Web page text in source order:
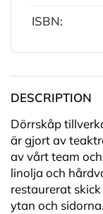
ISBN:
DESCRIPTION
Dörrskåp
är gjort av
av vårt team
linolja och
restaurerat
ytan och sidorna.